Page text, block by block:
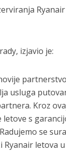
izjavio je:
usluga
Kroz
s
se
letova u